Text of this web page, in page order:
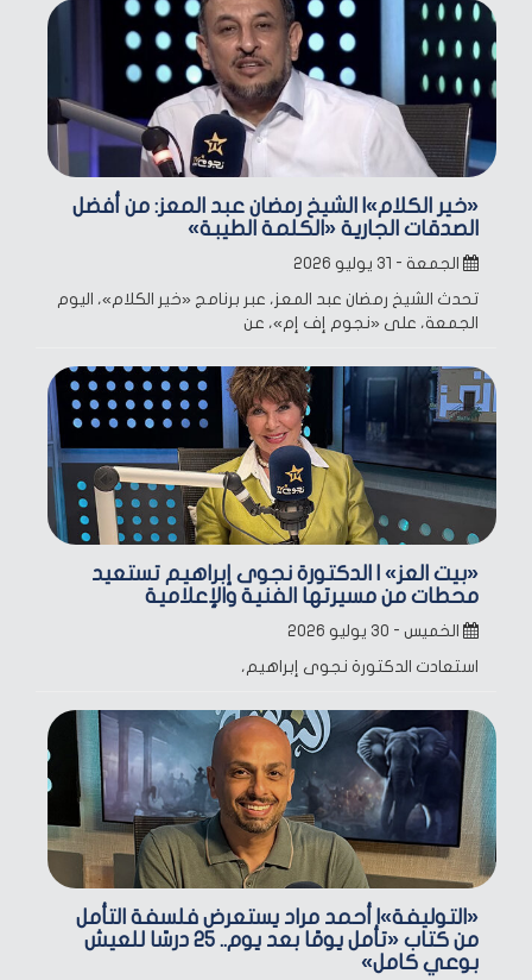
«خير الكلام»| الشيخ رمضان عبد المعز: من أفضل
الصدقات الجارية «الكلمة الطيبة»
الجمعة - ٣١ يوليو ٢٠٢٦
تحدث الشيخ رمضان عبد المعز، عبر برنامج «خير الكلام»، اليوم
الجمعة، على «نجوم إف إم»، عن
«بيت العز» | الدكتورة نجوى إبراهيم تستعيد
محطات من مسيرتها الفنية والإعلامية
الخميس - ٣٠ يوليو ٢٠٢٦
استعادت الدكتورة نجوى إبراهيم،
«التوليفة»| أحمد مراد يستعرض فلسفة التأمل
من كتاب «تأمل يومًا بعد يوم.. 25 درسًا للعيش
بوعي كامل»